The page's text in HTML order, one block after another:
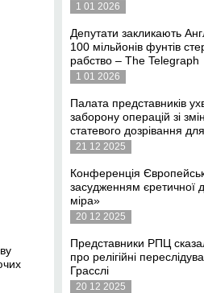
1 01 2026
Депутати закликають
100 мільйонів фунтів
рабство – The Telegraph
1 01 2026
Палата представників
заборону операцій зі
статевого дозрівання
21 12 2025
Конференція
засудженням єретичної
міра»
20 12 2025
Представники РПЦ
про релігійні
Грасслі
20 12 2025